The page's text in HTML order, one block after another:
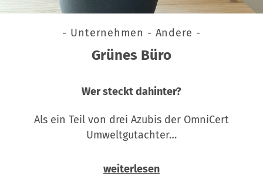
- Unternehmen - Andere -
Grünes Büro
Wer steckt dahinter?
Als ein Teil von drei Azubis der OmniCert
Umweltgutachter…
weiterlesen